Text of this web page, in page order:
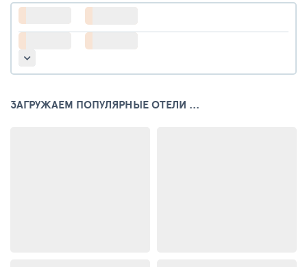
ЗАГРУЖАЕМ ПОПУЛЯРНЫЕ ОТЕЛИ ...